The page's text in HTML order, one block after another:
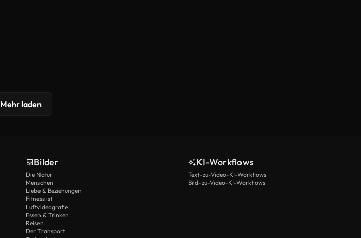
Mehr laden
Bilder
Die Natur
Menschen
Liebe & Beziehungen
Fitness ist
Luftvideografie
Essen & Trinken
Reisen
Der Transport
KI-Workflows
Text-zu-Video-KI-Workflows
Bild-zu-Video-KI-Workflows